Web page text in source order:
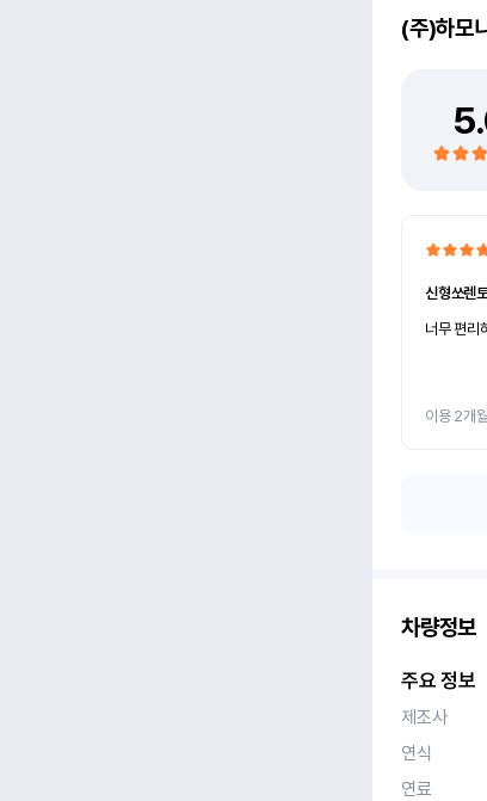
(주)하모
신형쏘렌
너무 편리
이용 2개
차량정보
주요 정보
제조사
연식
연료